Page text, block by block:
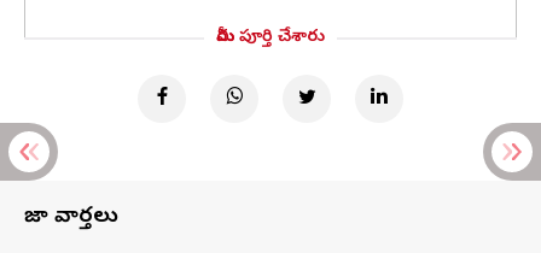
మీరు పూర్తి చేశారు
తాజా వార్తలు